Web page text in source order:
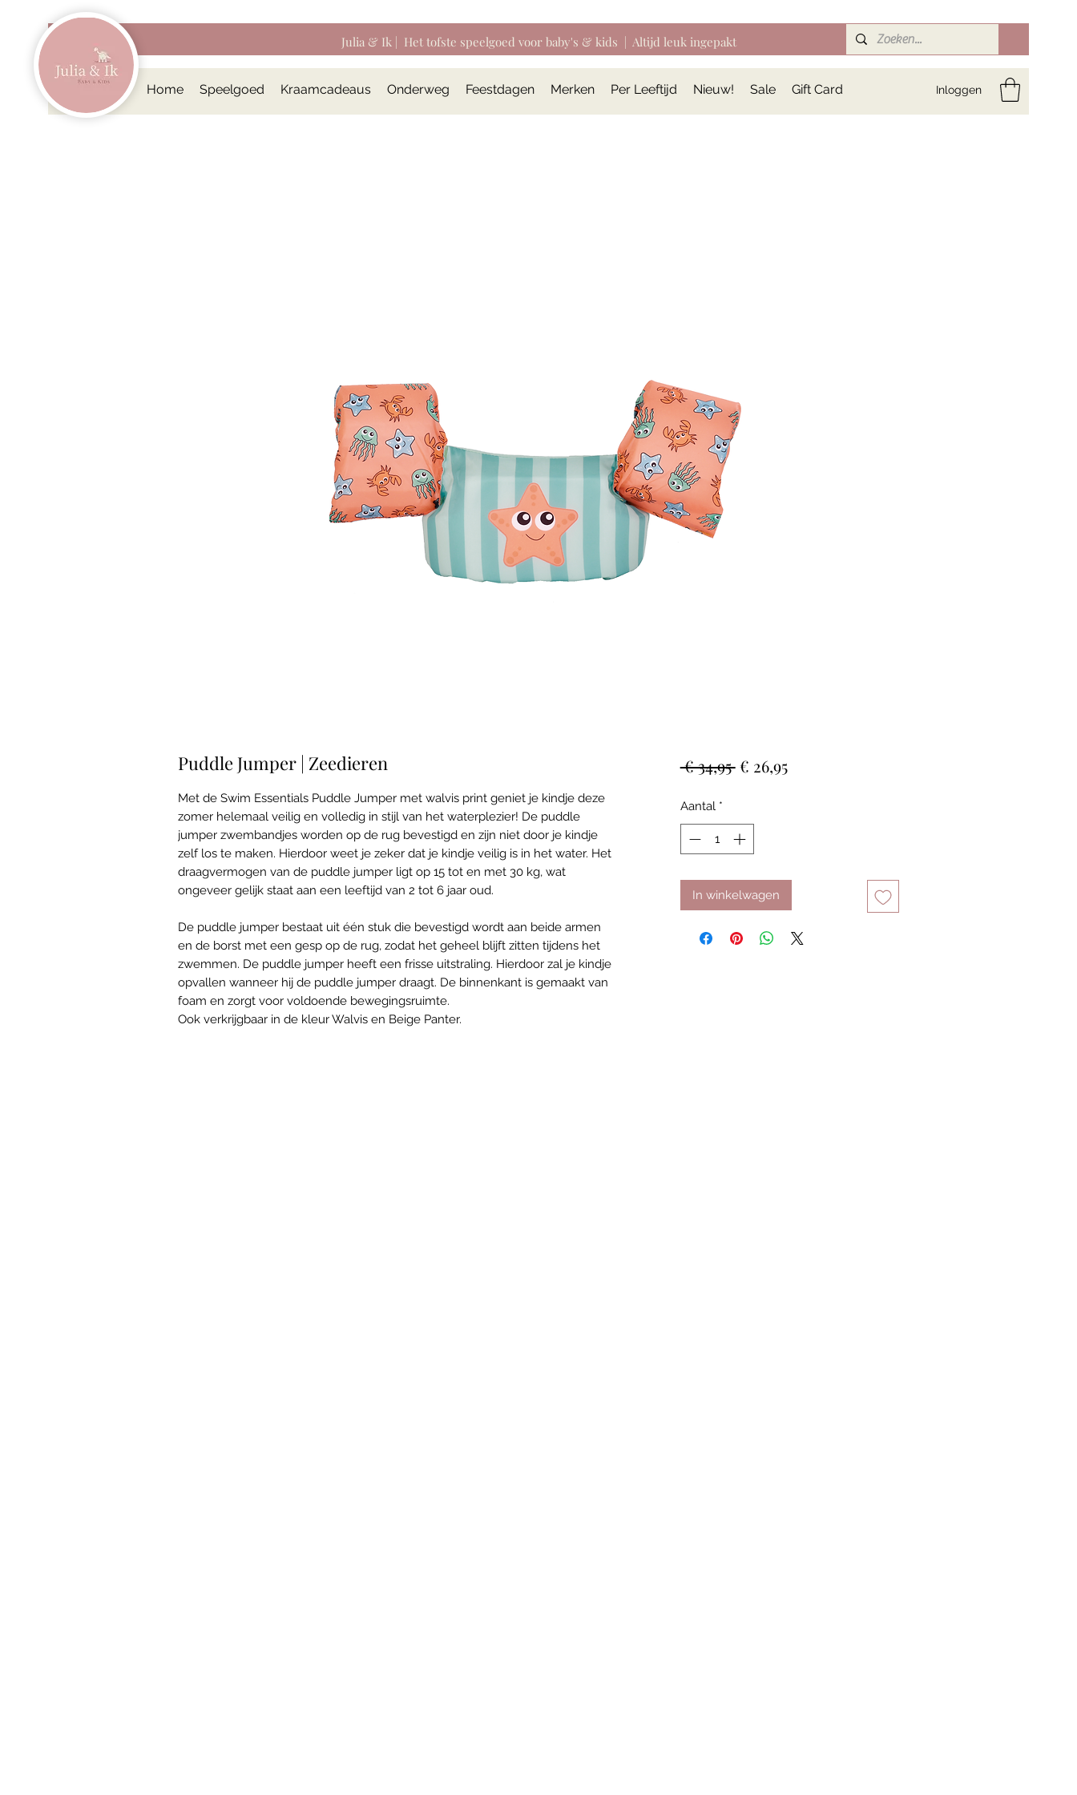
Julia & Ik | Het tofste speelgoed voor baby's & kids | Altijd leuk ingepakt
Inloggen
Home Speelgoed Kraamcadeaus Onderweg Feestdagen Merken Per Leeftijd Nieuw! Sale Gift Card
Puddle Jumper | Zeedieren
Met de Swim Essentials Puddle Jumper met walvis print geniet je kindje deze
zomer helemaal veilig en volledig in stijl van het waterplezier! De puddle
jumper zwembandjes worden op de rug bevestigd en zijn niet door je kindje
zelf los te maken. Hierdoor weet je zeker dat je kindje veilig is in het water. Het
draagvermogen van de puddle jumper ligt op 15 tot en met 30 kg, wat
ongeveer gelijk staat aan een leeftijd van 2 tot 6 jaar oud.
De puddle jumper bestaat uit één stuk die bevestigd wordt aan beide armen
en de borst met een gesp op de rug, zodat het geheel blijft zitten tijdens het
zwemmen. De puddle jumper heeft een frisse uitstraling. Hierdoor zal je kindje
opvallen wanneer hij de puddle jumper draagt. De binnenkant is gemaakt van
foam en zorgt voor voldoende bewegingsruimte.
Ook verkrijgbaar in de kleur Walvis en Beige Panter.
€ 34,95 Normale
€ 26,95Verkoopprijs
Aantal *
In winkelwagen